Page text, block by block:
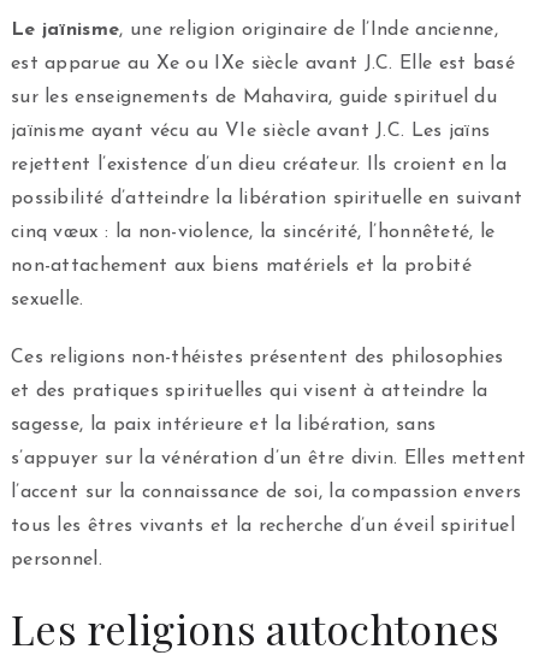
Le jaïnisme, une religion originaire de l’Inde ancienne,
est apparue au Xe ou IXe siècle avant J.C. Elle est basé
sur les enseignements de Mahavira, guide spirituel du
jaïnisme ayant vécu au VIesiècle avant J.C. Les jaïns
rejettent l’existence d’un dieu créateur. Ils croient en la
possibilité d’atteindre la libération spirituelle en suivant
cinq vœux : la non-violence, la sincérité, l’honnêteté, le
non-attachement aux biens matériels et la probité
sexuelle.
Ces religions non-théistes présentent des philosophies
et des pratiques spirituelles qui visent à atteindre la
sagesse, la paix intérieure et la libération, sans
s’appuyer sur la vénération d’un être divin. Elles mettent
l’accent sur la connaissance de soi, la compassion envers
tous les êtres vivants et la recherche d’un éveil spirituel
personnel.
Les religions autochtones